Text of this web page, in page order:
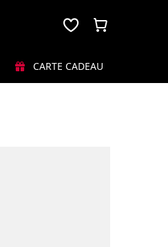
CARTE CADEAU